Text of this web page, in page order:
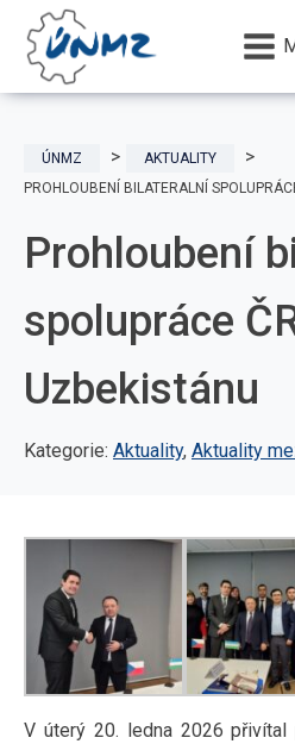
ÚNMZ
AKTUALITY
PROHLOUBENÍ BILATERALNÍ
Prohloubení
spolupráce
Uzbekistánu
Kategorie: Aktuality, Aktuality
V úterý 20. ledna 2026